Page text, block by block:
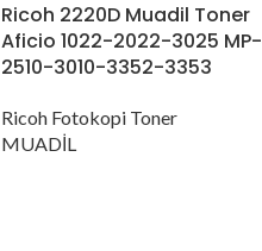
Ricoh 2220D Muadil Toner
Aficio 1022-2022-3025 MP-
2510-3010-3352-3353
Ricoh Fotokopi Toner
MUADİL